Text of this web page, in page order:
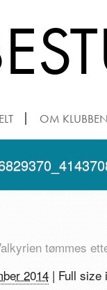
OM KLUBBEN
tømmes
2014| Full size